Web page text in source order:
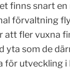
finns snart
förvaltning
att fler vuxna
yta som de
utveckling i